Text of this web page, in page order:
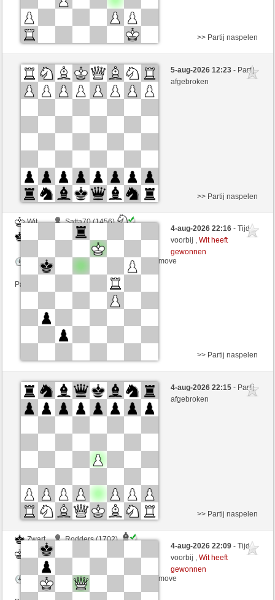
Zwart
igorvs (1662) (-18)
Wit
schachmuehle (1624) (+18)
>> Partij naspelen
5-aug-2026 12:23- Partij
afgebroken
Wit
Satta70 (1456)
schachmuehle (1624)
Speelduur: 4 minutes/side + 4 seconds/move
Partij telt mee voor de ranglijst
>> Partij naspelen
4-aug-2026 22:16- Tijd
voorbij ,Wit heeft
gewonnen
Wit
Youmadbro (1723) (+12)
Zwart
schachmuehle (1636) (-12)
>> Partij naspelen
4-aug-2026 22:15- Partij
afgebroken
Zwart
Rodders (1702)
Speelduur: 8 minutes/side + 8 seconds/move
>> Partij naspelen
4-aug-2026 22:09- Tijd
voorbij ,Wit heeft
gewonnen